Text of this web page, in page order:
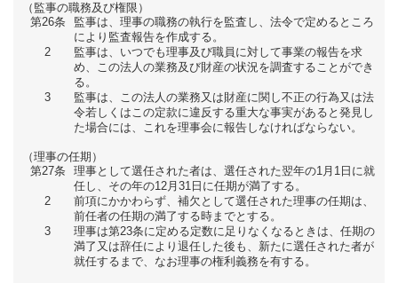
（監事の職務及び権限）
第26条
監事は、理事の職務の執行を監査し、法令で定めるところ
により監査報告を作成する。
2
監事は、いつでも理事及び職員に対して事業の報告を求
め、この法人の業務及び財産の状況を調査することができ
る。
3
監事は、この法人の業務又は財産に関し不正の行為又は法
令若しくはこの定款に違反する重大な事実があると発見し
た場合には、これを理事会に報告しなければならない。
（理事の任期）
第27条
理事として選任された者は、選任された翌年の1月1日に就
任し、その年の12月31日に任期が満了する。
2
前項にかかわらず、補欠として選任された理事の任期は、
前任者の任期の満了する時までとする。
3
理事は第23条に定める定数に足りなくなるときは、任期の
満了又は辞任により退任した後も、新たに選任された者が
就任するまで、なお理事の権利義務を有する。